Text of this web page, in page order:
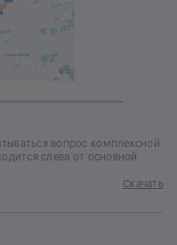
вопрос комплексной
слева от основной
Скачать